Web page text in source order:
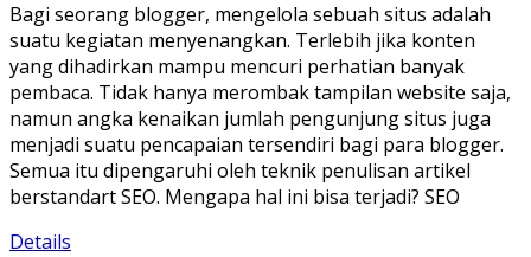
Bagi seorang blogger, mengelola sebuah situs adalah
suatu kegiatan menyenangkan. Terlebih jika konten
yang dihadirkan mampu mencuri perhatian banyak
pembaca. Tidak hanya merombak tampilan website saja,
namun angka kenaikan jumlah pengunjung situs juga
menjadi suatu pencapaian tersendiri bagi para blogger.
Semua itu dipengaruhi oleh teknik penulisan artikel
berstandart SEO. Mengapa hal ini bisa terjadi? SEO
Details